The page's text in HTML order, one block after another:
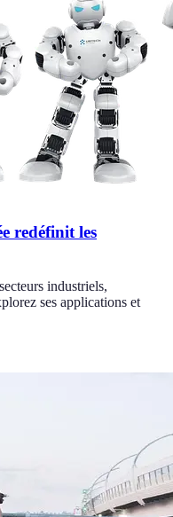
redéfinit les
industriels,
ses applications et